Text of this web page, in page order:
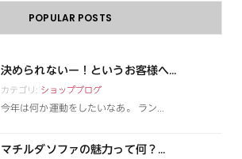
POPULAR POSTS
決められないー！というお客様へ...
カテゴリ: ショップブログ
今年は何か運動をしたいなあ。 ラン...
マチルダソファの魅力って何？...